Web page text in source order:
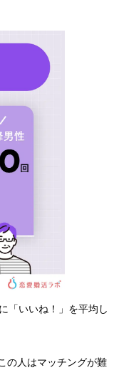
「いいね！」を平均し
の人はマッチングが難